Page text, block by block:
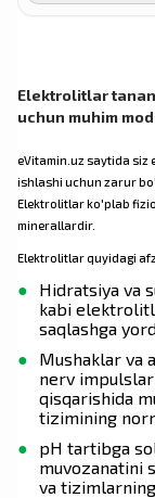
Elektrolitlar
uchun muhim
eVitamin.uz saytida
ishlashi uchun zarur
Elektrolitlar ko'plab
minerallardir.
Elektrolitlar quyidagi
Hidratsiya va
kabi
saqlashga
Mushaklar va
nerv
qisqarishida
tizimining
pH tartibga
muvozanatini
va